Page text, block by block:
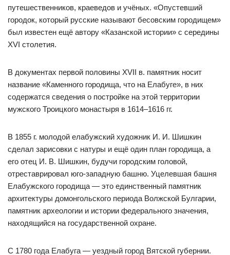
путешественников, краеведов и учёных. «Опустевший
городок, который русские называют бесовским городищем»
был известен ещё автору «Казанской истории» с середины
XVI столетия.
В документах первой половины XVII в. памятник носит
название «Каменного городища, что на Елабуге», в них
содержатся сведения о постройке на этой территории
мужского Троицкого монастыря в 1614–1616 гг.
В 1855 г. молодой елабужский художник И. И. Шишкин
сделал зарисовки с натуры и ещё один план городища, а
его отец И. В. Шишкин, будучи городским головой,
отреставрировал юго-западную башню. Уцелевшая башня
Елабужского городища — это единственный памятник
архитектуры домонгольского периода Волжской Булгарии,
памятник археологии и истории федерального значения,
находящийся на государственной охране.
С 1780 года Елабуга — уездный город Вятской губернии.